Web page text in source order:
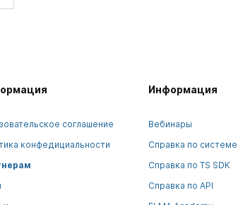
соглашение
конфедициальности
Информация
Вебинары
Справка по системе
Справка по TS SDK
Справка по API